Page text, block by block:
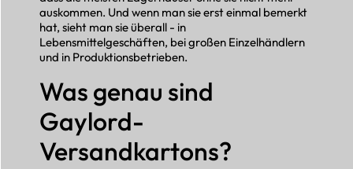
auskommen. Und wenn man sie erst einmal bemerkt
hat, sieht man sie überall - in
Lebensmittelgeschäften, bei großen Einzelhändlern
und in Produktionsbetrieben.
Was genau sind
Gaylord-
Versandkartons?